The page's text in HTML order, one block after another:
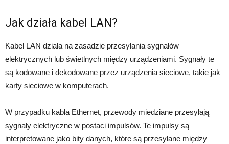
Jak działa kabel LAN?
Kabel LAN działa na zasadzie przesyłania sygnałów
elektrycznych lub świetlnych między urządzeniami. Sygnały te
są kodowane i dekodowane przez urządzenia sieciowe, takie jak
karty sieciowe w komputerach.
W przypadku kabla Ethernet, przewody miedziane przesyłają
sygnały elektryczne w postaci impulsów. Te impulsy są
interpretowane jako bity danych, które są przesyłane między